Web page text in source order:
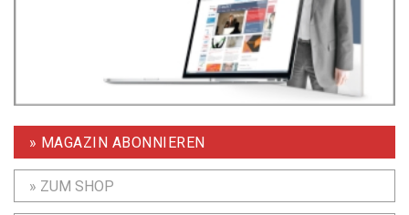
» MAGAZIN ABONNIEREN
» ZUM SHOP